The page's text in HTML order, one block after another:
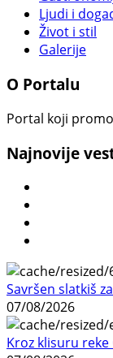
Ljudi i
Život i stil
Galerije
O Portalu
Portal koji
Najnovije
Savršen slatkiš
07/08/2026
Kroz klisuru reke